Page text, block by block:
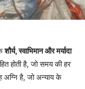
शौर्य, स्वाभिमान और मर्यादा
होती है, जो समय की हर
अग्नि है, जो अन्याय के